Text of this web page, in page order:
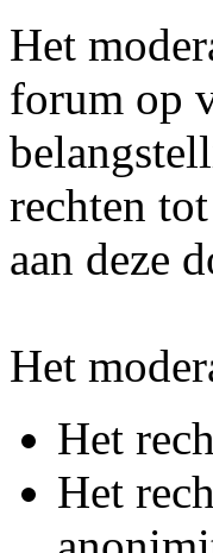
Het
forum op
rechten
aan deze
Het
Het
Het